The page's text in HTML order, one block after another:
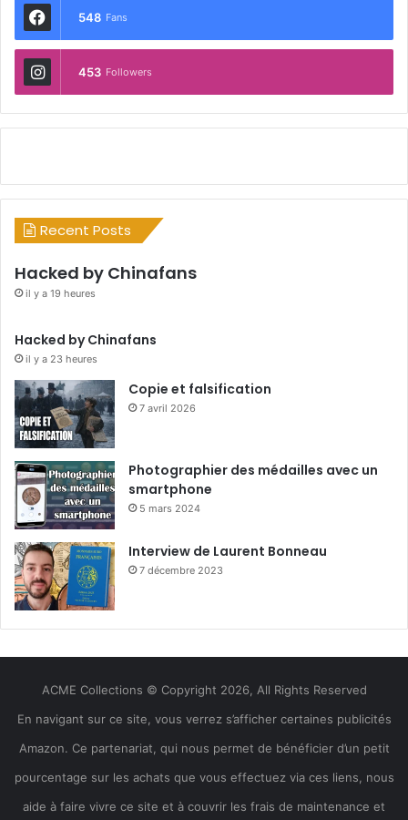
548 Fans
453 Followers
Recent Posts
Hacked by Chinafans
il y a 19 heures
Hacked by Chinafans
il y a 23 heures
Copie et falsification
7 avril 2026
Photographier des médailles avec un
smartphone
5 mars 2024
Interview de Laurent Bonneau
7 décembre 2023
ACME Collections © Copyright 2026, All Rights Reserved
En navigant sur ce site, vous verrez s’afficher certaines publicités
Amazon. Ce partenariat, qui nous permet de bénéficier d’un petit
pourcentage sur les achats que vous effectuez via ces liens, nous
aide à faire vivre ce site et à couvrir les frais de maintenance et